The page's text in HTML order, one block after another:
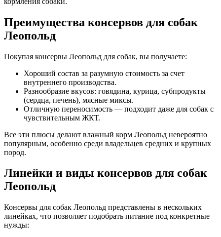
Преимущества консервов для собак
Леопольд
Покупая консервы Леопольд для собак, вы получаете:
Хороший состав за разумную стоимость за счет
внутреннего производства.
Разнообразие вкусов: говядина, курица, субпродукты
(сердца, печень), мясные миксы.
Отличную переносимость — подходит даже для собак с
чувствительным ЖКТ.
Все эти плюсы делают влажный корм Леопольд невероятно
популярным, особенно среди владельцев средних и крупных
пород.
Линейки и виды консервов для собак
Леопольд
Консервы для собак Леопольд представлены в нескольких
линейках, что позволяет подобрать питание под конкретные
нужды: